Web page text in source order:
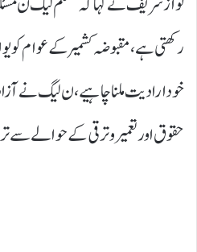
رکھتی ہے، مقبوضہ کشمیر کے عوام
خودارادیت ملنا چاہیے، ن لیگ نے
حقوق اور تعمیر و ترقی کے حوالے سے